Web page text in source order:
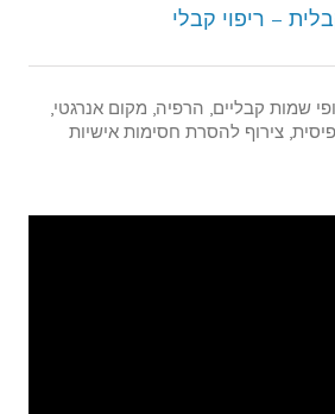
– ריפוי קבלי
שמות קבליים, הרפיה, מקום אנרגטי,
צירוף להסרת חסימות אישיות